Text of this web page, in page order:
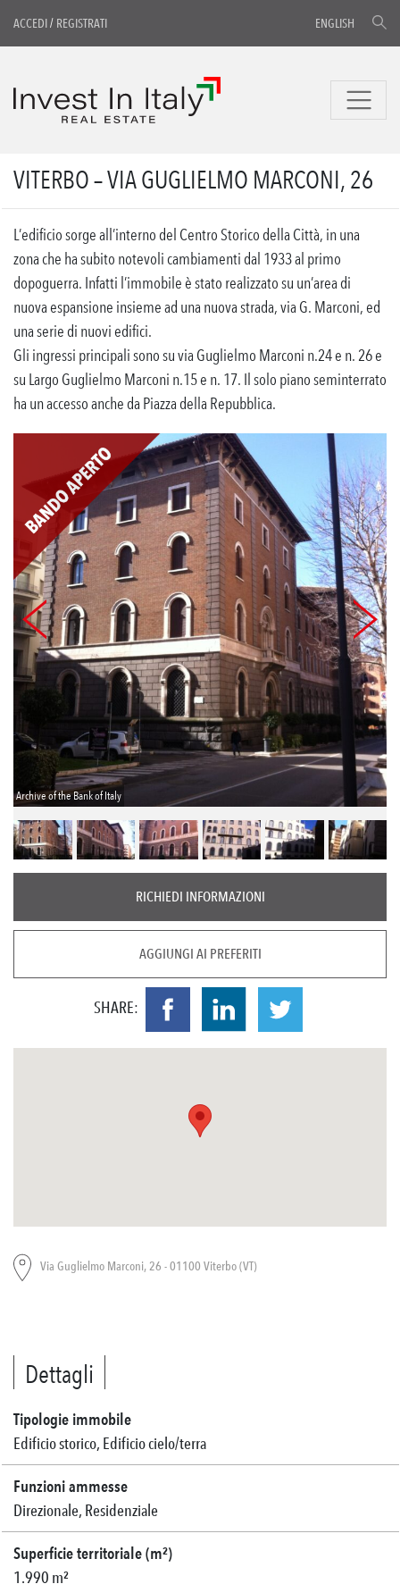
ACCEDI/ REGISTRATI ENGLISH
VITERBO – VIA GUGLIELMO MARCONI, 26
L’edificio sorge all’interno del Centro Storico della Città, in una
zona che ha subito notevoli cambiamenti dal 1933 al primo
dopoguerra. Infatti l’immobile è stato realizzato su un’area di
nuova espansione insieme ad una nuova strada, via G. Marconi, ed
una serie di nuovi edifici.
Gli ingressi principali sono su via Guglielmo Marconi n.24 e n. 26 e
su Largo Guglielmo Marconi n.15 e n. 17. Il solo piano seminterrato
ha un accesso anche da Piazza della Repubblica.
Archive of the Bank of Italy
RICHIEDI INFORMAZIONI
AGGIUNGI AI PREFERITI
SHARE:
Via Guglielmo Marconi, 26 - 01100 Viterbo (VT)
Dettagli
Tipologie immobile
Edificio storico, Edificio cielo/terra
Funzioni ammesse
Direzionale, Residenziale
Superficie territoriale (m²)
1.990 m²